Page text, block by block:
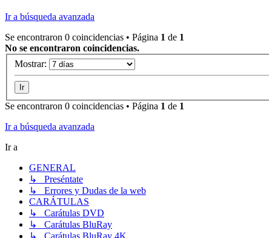
Ir a búsqueda avanzada
Se encontraron 0 coincidencias • Página 1 de 1
No se encontraron coincidencias.
Mostrar:
Se encontraron 0 coincidencias • Página 1 de 1
Ir a búsqueda avanzada
Ir a
GENERAL
↳ Preséntate
↳ Errores y Dudas de la web
CARÁTULAS
↳ Carátulas DVD
↳ Carátulas BluRay
↳ Carátulas BluRay 4K